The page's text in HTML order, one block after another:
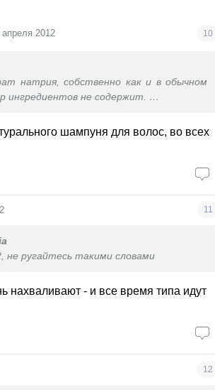
апреля 2012 10
натрия, собственно как и в обычном
ингредиентов не содержит.
зашкаливает,даже краску с волос
шампуня для волос, во всех
11
не ругайтесь такими словами
нахваливают - и все время типа идут
12